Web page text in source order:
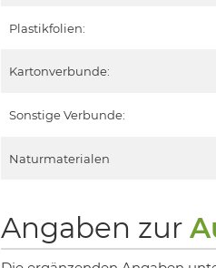
Plastikfolien:
Kartonverbunde:
Sonstige Verbunde:
Naturmaterialen
Angaben zur